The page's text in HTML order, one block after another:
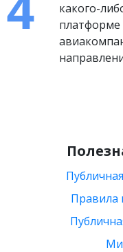
какого-
платформе
Правила